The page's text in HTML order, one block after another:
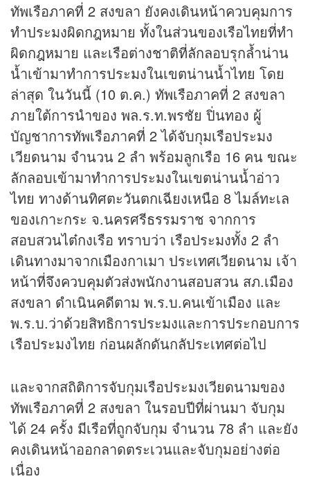
ทัพเรือภาคที่ 2 สงขลา ยังคงเดินหน้าควบคุมการ
ทำประมงผิดกฎหมาย ทั้งในส่วนของเรือไทยที่ทำ
ผิดกฎหมาย และเรือต่างชาติที่ลักลอบรุกล้ำน่าน
น้ำเข้ามาทำการประมงในเขตน่านน้ำไทย โดย
ล่าสุด ในวันนี้ (10 ต.ค.) ทัพเรือภาคที่ 2 สงขลา
ภายใต้การนำของ พล.ร.ท.พรชัย ปิ่นทอง ผู้
บัญชาการทัพเรือภาคที่ 2 ได้จับกุมเรือประมง
เวียดนาม จำนวน 2 ลำ พร้อมลูกเรือ 16 คน ขณะ
ลักลอบเข้ามาทำการประมงในเขตน่านน้ำอ่าว
ไทย ทางด้านทิศตะวันตกเฉียงเหนือ 8 ไมล์ทะเล
ของเกาะกระ จ.นครศรีธรรมราช จากการ
สอบสวนไต๋กงเรือ ทราบว่า เรือประมงทั้ง 2 ลำ
เดินทางมาจากเมืองกาเมา ประเทศเวียดนาม เจ้า
หน้าที่จึงควบคุมตัวส่งพนักงานสอบสวน สภ.เมือง
สงขลา ดำเนินคดีตาม พ.ร.บ.คนเข้าเมือง และ
พ.ร.บ.ว่าด้วยสิทธิการประมงและการประกอบการ
เรือประมงไทย ก่อนผลักดันกลัประเทศต่อไป
และจากสถิติการจับกุมเรือประมงเวียดนามของ
ทัพเรือภาคที่ 2 สงขลา ในรอบปีที่ผ่านมา จับกุม
ได้ 24 ครั้ง มีเรือที่ถูกจับกุม จำนวน 78 ลำ และยัง
คงเดินหน้าออกลาดตระเวนและจับกุมอย่างต่อ
เนื่อง